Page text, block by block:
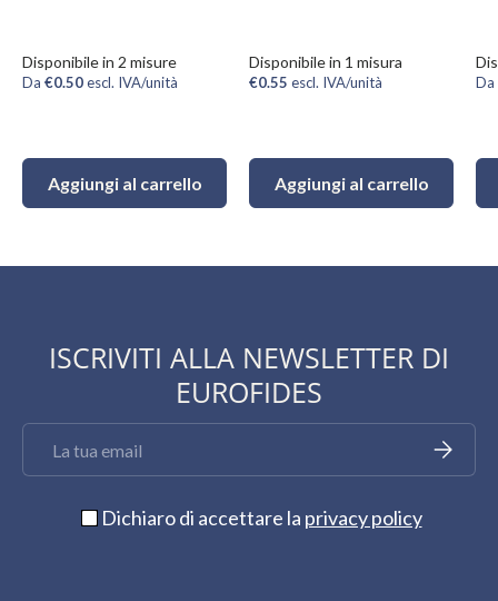
Disponibile in 2 misure
Da €0.50escl. IVA/unità
Aggiungi al carrello
Disponibile in 1 misura
€0.55 escl. IVA/unità
Aggiungi al carrello
Da
ISCRIVITI ALLA NEWSLETTER DI
EUROFIDES
Iscriviti
Dichiaro di accettare la privacy policy